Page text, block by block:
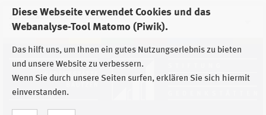
Diese Webseite verwendet Cookies und das
Webanalyse-Tool Matomo (Piwik).
Das hilft uns, um Ihnen ein gutes Nutzungserlebnis zu bieten
und unsere Website zu verbessern.
Wenn Sie durch unsere Seiten surfen, erklären Sie sich hiermit
einverstanden.
Zur Auswahl der Einrichtungen der
Stiftung Sächsische Gedenkstätten